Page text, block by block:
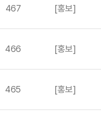
467 [홍보]
466 [홍보]
465 [홍보]